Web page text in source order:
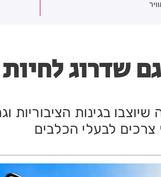
שדרוג לחיות
בגינות הציבוריות
צרכים לבעלי הכלבים